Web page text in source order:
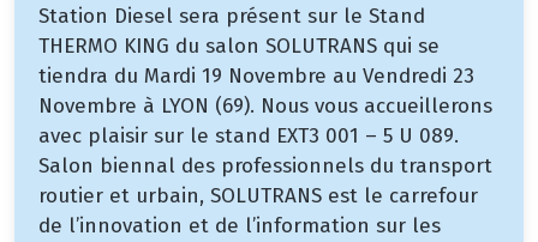
Station Diesel sera présent sur le Stand
THERMO KING du salon SOLUTRANS qui se
tiendra du Mardi 19 Novembre au Vendredi 23
Novembre à LYON (69). Nous vous accueillerons
avec plaisir sur le stand EXT3 001 – 5 U 089.
Salon biennal des professionnels du transport
routier et urbain, SOLUTRANS est le carrefour
de l’innovation et de l’information sur les